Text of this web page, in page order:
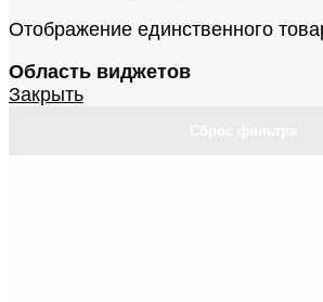
Отображение единственного
Область виджетов
Закрыть